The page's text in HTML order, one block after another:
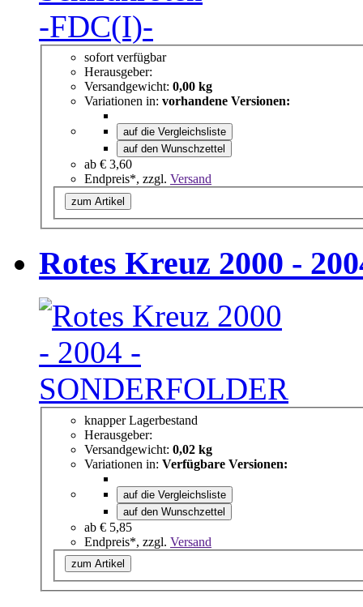
sofort verfügbar
Herausgeber:
Versandgewicht: 0,00 kg
Variationen in: vorhandene Versionen:
auf die Vergleichsliste
auf den Wunschzettel
ab € 3,60
Endpreis*, zzgl. Versand
zum Artikel
Rotes Kreuz 2000 -
knapper Lagerbestand
Herausgeber:
Versandgewicht: 0,02 kg
Variationen in: Verfügbare Versionen:
auf die Vergleichsliste
auf den Wunschzettel
ab € 5,85
Endpreis*, zzgl. Versand
zum Artikel